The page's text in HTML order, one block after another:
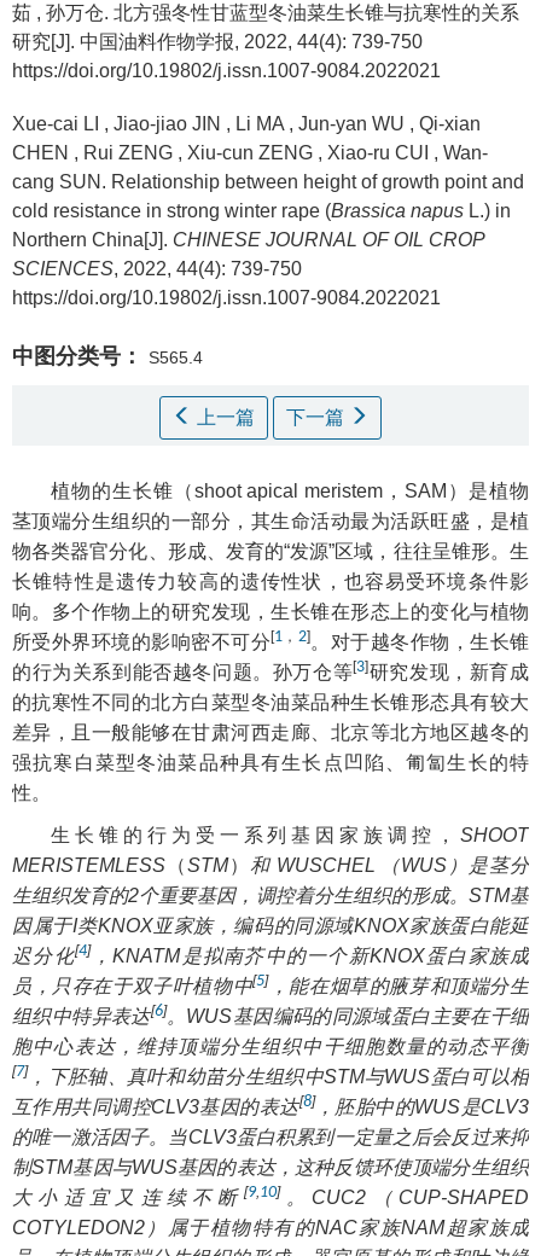
茹 , 孙万仓. 北方强冬性甘蓝型冬油菜生长锥与抗寒性的关系
研究[J]. 中国油料作物学报, 2022, 44(4): 739-750
https://doi.org/10.19802/j.issn.1007-9084.2022021
Xue-cai LI , Jiao-jiao JIN , Li MA , Jun-yan WU , Qi-xian
CHEN , Rui ZENG , Xiu-cun ZENG , Xiao-ru CUI , Wan-
cang SUN . Relationship between height of growth point and
cold resistance in strong winter rape (Brassica napus L.) in
Northern China[J]. CHINESE JOURNAL OF OIL CROP
SCIENCES, 2022, 44(4): 739-750
https://doi.org/10.19802/j.issn.1007-9084.2022021
中图分类号： S565.4
上一篇 下一篇
植物的生长锥（shoot apical meristem，SAM）是植物
茎顶端分生组织的一部分，其生命活动最为活跃旺盛，是植
物各类器官分化、形成、发育的“发源”区域，往往呈锥形。生
长锥特性是遗传力较高的遗传性状，也容易受环境条件影
响。多个作物上的研究发现，生长锥在形态上的变化与植物
所受外界环境的影响密不可分[1 ， 2]。对于越冬作物，生长锥
的行为关系到能否越冬问题。孙万仓等[3]研究发现，新育成
的抗寒性不同的北方白菜型冬油菜品种生长锥形态具有较大
差异，且一般能够在甘肃河西走廊、北京等北方地区越冬的
强抗寒白菜型冬油菜品种具有生长点凹陷、匍匐生长的特
性。
生长锥的行为受一系列基因家族调控， SHOOT
MERISTEMLESS （STM） 和 WUSCHEL （WUS ）是茎分
生组织发育的2个重要基因，调控着分生组织的形成。 STM基
因属于I类KNOX亚家族，编码的同源域KNOX家族蛋白能延
迟分化[4]，KNATM是拟南芥中的一个新KNOX蛋白家族成
员，只存在于双子叶植物中[5] ，能在烟草的腋芽和顶端分生
组织中特异表达[6]。 WUS基因编码的同源域蛋白主要在干细
胞中心表达，维持顶端分生组织中干细胞数量的动态平衡
[7] ，下胚轴、真叶和幼苗分生组织中STM与WUS蛋白可以相
互作用共同调控CLV3基因的表达[8]，胚胎中的WUS是CLV3
的唯一激活因子。当CLV3蛋白积累到一定量之后会反过来抑
制STM基因与WUS基因的表达，这种反馈环使顶端分生组织
大小适宜又连续不断[9, 10]。CUC2（CUP-SHAPED
COTYLEDON2）属于植物特有的NAC家族NAM超家族成